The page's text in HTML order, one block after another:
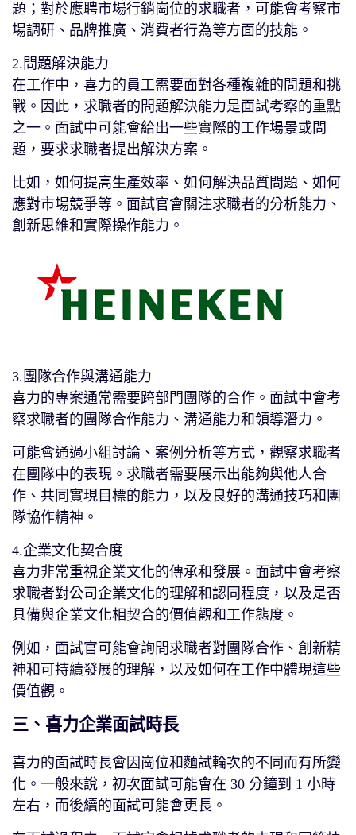
題；對於應聘市場行銷崗位的求職者，可能會考察市
場調研、品牌推廣、消費者行為等方面的技能。
2.問題解決能力
在工作中，喜力的員工需要面對各種複雜的問題和挑
戰。因此，求職者的問題解決能力是面試考察的重點
之一。面試中可能會給出一些實際的工作場景或問
題，要求求職者提出解決方案。
比如，如何提高生產效率、如何解決品質問題、如何
應對市場競爭等。面試官會關注求職者的分析能力、
創新思維和實際操作能力。
3.團隊合作與溝通能力
喜力的專案通常需要跨部門團隊的合作。面試中會考
察求職者的團隊合作能力、溝通能力和領導潛力。
可能會通過小組討論、案例分析等方式，觀察求職者
在團隊中的表現。求職者需要展示出能夠與他人合
作、共同實現目標的能力，以及良好的溝通技巧和團
隊協作精神。
4.企業文化契合度
喜力非常重視企業文化的傳承和發展。面試中會考察
求職者對公司企業文化的理解和認同程度，以及是否
具備與企業文化相契合的價值觀和工作態度。
例如，面試官可能會詢問求職者對團隊合作、創新精
神和可持續發展的理解，以及如何在工作中體現這些
價值觀。
三、喜力企業面試時長
喜力的面試時長會因崗位和麵試輪次的不同而有所變
化。一般來說，初次面試可能會在 30 分鐘到 1 小時
左右，而後續的面試可能會更長。